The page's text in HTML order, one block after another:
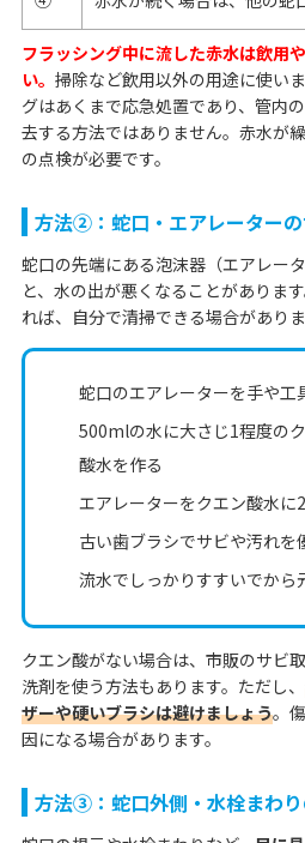
フラッシング中に流した赤水は飲用
い。 掃除など飲用以外の用途に使い
グはあくまで応急処置であり、管内
去する方法ではありません。赤水が
の点検が必要です。
方法②：蛇口・エアレーターの
蛇口の先端にある泡沫器（エアレー
と、水の出が悪くなることがありま
れば、自分で清掃できる場合がありま
蛇口のエアレーターを手や工
500mlの水に大さじ1程度の
酸水を作る
エアレーターをクエン酸水に
古い歯ブラシでサビや汚れを
流水でしっかりすすいでから
クエン酸がない場合は、市販のサビ
洗剤を使う方法もあります。ただし、
ザーや硬いブラシは避けましょう。
因になる場合があります。
方法③：蛇口外側・水栓まわ